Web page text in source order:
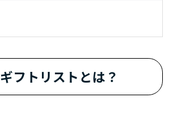
ギフトリストとは？